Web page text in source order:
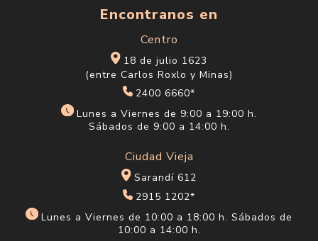
Encontranos en
Centro
18 de julio 1623
(entre Carlos Roxlo y Minas)
2400 6660*
Lunes a Viernes de 9:00 a 19:00 h.
Sábados de 9:00 a 14:00 h.
Ciudad Vieja
Sarandí 612
2915 1202*
Lunes a Viernes de 10:00 a 18:00 h. Sábados de
10:00 a 14:00 h.